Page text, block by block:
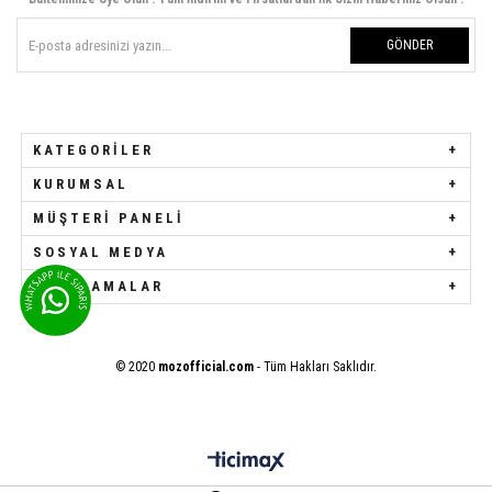
GÖNDER
KATEGORILER
KURUMSAL
MÜŞTERI PANELI
SOSYAL MEDYA
UYGULAMALAR
© 2020 mozofficial.com - Tüm Hakları Saklıdır.